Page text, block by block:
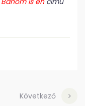
Következő